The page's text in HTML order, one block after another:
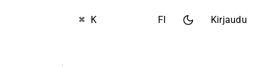
⌘ K FI Kirjaudu